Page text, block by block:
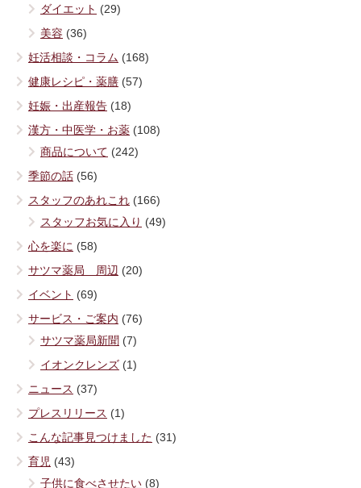
ダイエット (29)
美容 (36)
妊活相談・コラム (168)
健康レシピ・薬膳 (57)
妊娠・出産報告 (18)
漢方・中医学・お薬 (108)
商品について (242)
季節の話 (56)
スタッフのあれこれ (166)
スタッフお気に入り (49)
心を楽に (58)
サツマ薬局 周辺 (20)
イベント (69)
サービス・ご案内 (76)
サツマ薬局新聞 (7)
イオンクレンズ (1)
ニュース (37)
プレスリリース (1)
こんな記事見つけました (31)
育児 (43)
子供に食べさせたい (8)